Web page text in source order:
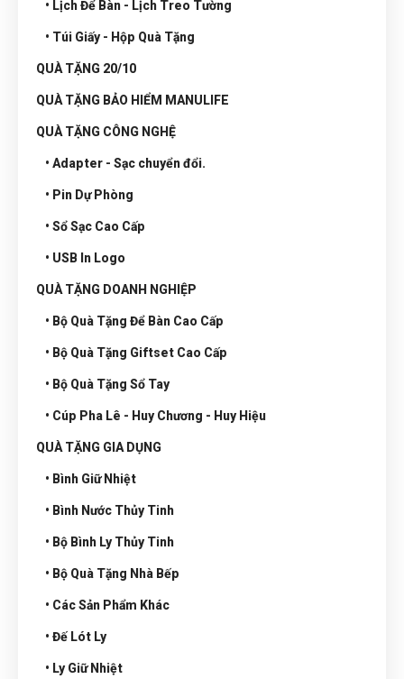
• Lịch Để Bàn - Lịch Treo Tường
• Túi Giấy - Hộp Quà Tặng
QUÀ TẶNG 20/10
QUÀ TẶNG BẢO HIỂM MANULIFE
QUÀ TẶNG CÔNG NGHỆ
• Adapter - Sạc chuyển đổi.
• Pin Dự Phòng
• Sổ Sạc Cao Cấp
• USB In Logo
QUÀ TẶNG DOANH NGHIỆP
• Bộ Quà Tặng Để Bàn Cao Cấp
• Bộ Quà Tặng Giftset Cao Cấp
• Bộ Quà Tặng Sổ Tay
• Cúp Pha Lê - Huy Chương - Huy Hiệu
QUÀ TẶNG GIA DỤNG
• Bình Giữ Nhiệt
• Bình Nước Thủy Tinh
• Bộ Bình Ly Thủy Tinh
• Bộ Quà Tặng Nhà Bếp
• Các Sản Phẩm Khác
• Đế Lót Ly
• Ly Giữ Nhiệt